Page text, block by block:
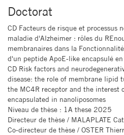
Doctorat
CD Facteurs de risque et processus
maladie d'Alzheimer : rôles du
membranaires dans la
d'un peptide ApoE-like encapsulé
CD Risk factors and
disease: the role of membrane lipid
the MC4R receptor and the interest
encapsulated in nanoliposomes
Niveau de thèse : 1A these 2025
Directeur de thèse / MALAPLATE
Co-directeur de thèse / OSTER